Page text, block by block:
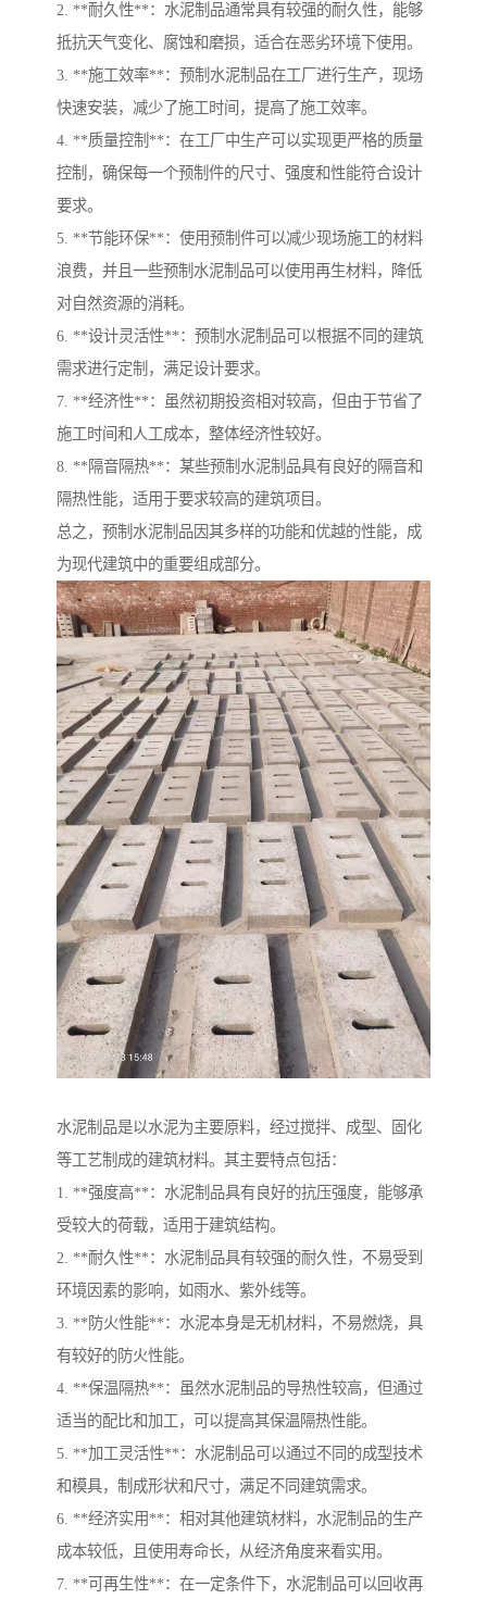
2. **耐久性**：水泥制品通常具有较强的耐久性，能够
抵抗天气变化、腐蚀和磨损，适合在恶劣环境下使用。
3. **施工效率**：预制水泥制品在工厂进行生产，现场
快速安装，减少了施工时间，提高了施工效率。
4. **质量控制**：在工厂中生产可以实现更严格的质量
控制，确保每一个预制件的尺寸、强度和性能符合设计
要求。
5. **节能环保**：使用预制件可以减少现场施工的材料
浪费，并且一些预制水泥制品可以使用再生材料，降低
对自然资源的消耗。
6. **设计灵活性**：预制水泥制品可以根据不同的建筑
需求进行定制，满足设计要求。
7. **经济性**：虽然初期投资相对较高，但由于节省了
施工时间和人工成本，整体经济性较好。
8. **隔音隔热**：某些预制水泥制品具有良好的隔音和
隔热性能，适用于要求较高的建筑项目。
总之，预制水泥制品因其多样的功能和优越的性能，成
为现代建筑中的重要组成部分。
水泥制品是以水泥为主要原料，经过搅拌、成型、固化
等工艺制成的建筑材料。其主要特点包括：
1. **强度高**：水泥制品具有良好的抗压强度，能够承
受较大的荷载，适用于建筑结构。
2. **耐久性**：水泥制品具有较强的耐久性，不易受到
环境因素的影响，如雨水、紫外线等。
3. **防火性能**：水泥本身是无机材料，不易燃烧，具
有较好的防火性能。
4. **保温隔热**：虽然水泥制品的导热性较高，但通过
适当的配比和加工，可以提高其保温隔热性能。
5. **加工灵活性**：水泥制品可以通过不同的成型技术
和模具，制成形状和尺寸，满足不同建筑需求。
6. **经济实用**：相对其他建筑材料，水泥制品的生产
成本较低，且使用寿命长，从经济角度来看实用。
7. **可再生性**：在一定条件下，水泥制品可以回收再